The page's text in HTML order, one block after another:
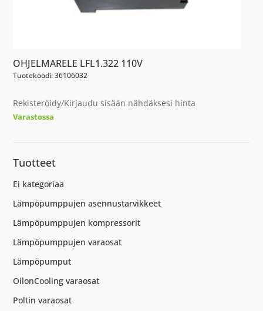
OHJELMARELE LFL1.322 110V
Tuotekoodi: 36106032
Rekisteröidy/Kirjaudu sisään nähdäksesi hinta
Varastossa
Tuotteet
Ei kategoriaa
Lämpöpumppujen asennustarvikkeet
Lämpöpumppujen kompressorit
Lämpöpumppujen varaosat
Lämpöpumput
OilonCooling varaosat
Poltin varaosat